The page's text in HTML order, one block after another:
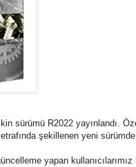
sürümü R2022 yayınlandı.
etrafında şekillenen yeni
yapan